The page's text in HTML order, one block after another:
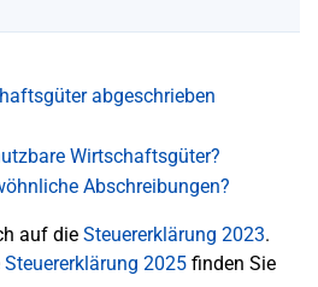
abgeschrieben
Wirtschaftsgüter?
Abschreibungen?
auf die Steuererklärung 2023.
Steuererklärung 2025 finden Sie